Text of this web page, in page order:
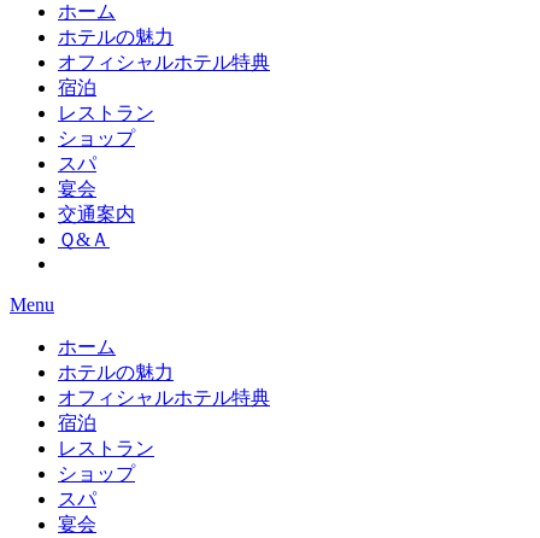
ホーム
ホテルの魅力
オフィシャルホテル特典
宿泊
レストラン
ショップ
スパ
宴会
交通案内
Ｑ&Ａ
Menu
ホーム
ホテルの魅力
オフィシャルホテル特典
宿泊
レストラン
ショップ
スパ
宴会